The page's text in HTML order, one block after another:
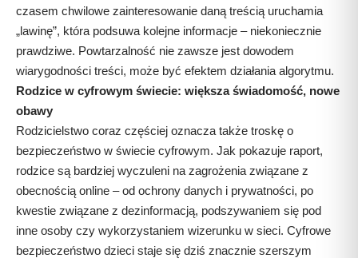
czasem chwilowe zainteresowanie daną treścią uruchamia
„lawinę”, która podsuwa kolejne informacje – niekoniecznie
prawdziwe. Powtarzalność nie zawsze jest dowodem
wiarygodności treści, może być efektem działania algorytmu.
Rodzice w cyfrowym świecie: większa świadomość, nowe
obawy
Rodzicielstwo coraz częściej oznacza także troskę o
bezpieczeństwo w świecie cyfrowym. Jak pokazuje raport,
rodzice są bardziej wyczuleni na zagrożenia związane z
obecnością online – od ochrony danych i prywatności, po
kwestie związane z dezinformacją, podszywaniem się pod
inne osoby czy wykorzystaniem wizerunku w sieci. Cyfrowe
bezpieczeństwo dzieci staje się dziś znacznie szerszym